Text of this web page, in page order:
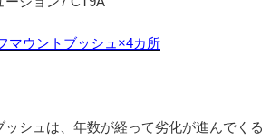
マウントブッシュ×4カ所
ッシュは、年数が経って劣化が進んでくる